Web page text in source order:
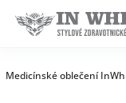
Medicínské oblečení